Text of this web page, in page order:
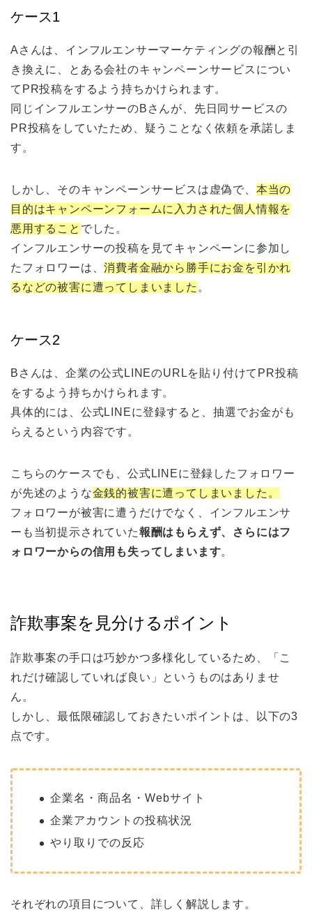
ケース1
Aさんは、インフルエンサーマーケティングの報酬と引
き換えに、とある会社のキャンペーンサービスについ
てPR投稿をするよう持ちかけられます。
同じインフルエンサーのBさんが、先日同サービスの
PR投稿をしていたため、疑うことなく依頼を承諾しま
す。
しかし、そのキャンペーンサービスは虚偽で、 本当の
目的はキャンペーンフォームに入力された個人情報を
悪用すること でした。
インフルエンサーの投稿を見てキャンペーンに参加し
たフォロワーは、消費者金融から勝手にお金を引かれ
るなどの被害に遭ってしまいました 。
ケース2
Bさんは、企業の公式LINEのURLを貼り付けてPR投稿
をするよう持ちかけられます。
具体的には、公式LINEに登録すると、抽選でお金がも
らえるという内容です。
こちらのケースでも、公式LINEに登録したフォロワー
が先述のような金銭的被害に遭ってしまいました。
フォロワーが被害に遭うだけでなく、インフルエンサ
ーも当初提示されていた報酬はもらえず、さらにはフ
ォロワーからの信用も失ってしまいます。
詐欺事案を見分けるポイント
詐欺事案の手口は巧妙かつ多様化しているため、「こ
れだけ確認していれば良い」というものはありませ
ん。
しかし、最低限確認しておきたいポイントは、以下の3
点です。
企業名・商品名・Webサイト
企業アカウントの投稿状況
やり取りでの反応
それぞれの項目について、詳しく解説します。